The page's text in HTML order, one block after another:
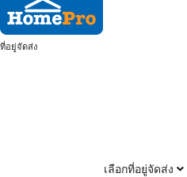
ที่อยู่จัดส่ง
เลือกที่อยู่จัดส่ง